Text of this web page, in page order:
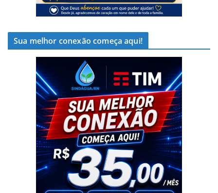
Sua melhor conexão começa aqui!